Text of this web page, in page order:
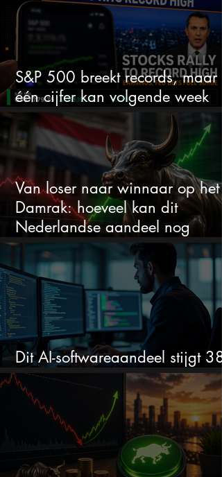
S&P 500 breekt records, maar
één cijfer kan volgende week
alles veranderen
Van loser naar winnaar op het
Damrak: hoeveel kan dit
Nederlandse aandeel nog
stijgen?
Dit AI-softwareaandeel stijgt
en zet de SaaS-crash op zijn